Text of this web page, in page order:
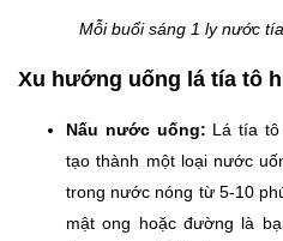
Mỗi buổi sáng 1 ly nước
Xu hướng uống lá tía tô
Nấu nước uống: Lá tía
tạo thành một loại nước
trong nước nóng từ 5-10
mật ong hoặc đường là